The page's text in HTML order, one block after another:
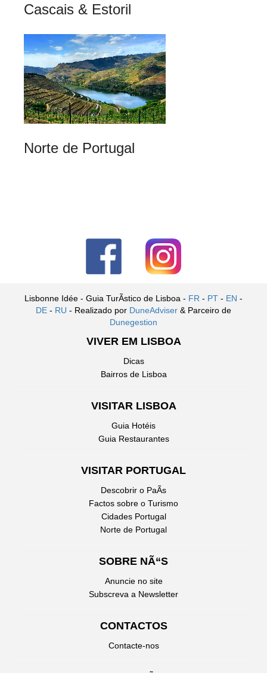
Cascais & Estoril
Norte de Portugal
Lisbonne Idée - Guia TurÃ­stico de Lisboa - FR - PT - EN -
DE - RU - Realizado por DuneAdviser & Parceiro de
Dunegestion
VIVER EM LISBOA
Dicas
Bairros de Lisboa
VISITAR LISBOA
Guia Hotéis
Guia Restaurantes
VISITAR PORTUGAL
Descobrir o PaÃ­s
Factos sobre o Turismo
Cidades Portugal
Norte de Portugal
SOBRE NÃ“S
Anuncie no site
Subscreva a Newsletter
CONTACTOS
Contacte-nos